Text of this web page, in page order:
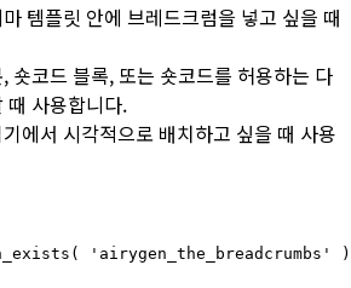
템플릿 안에 브레드크럼을 넣고 싶을 때
숏코드 블록, 또는 숏코드를 허용하는 다
때 사용합니다.
에서 시각적으로 배치하고 싶을 때 사용